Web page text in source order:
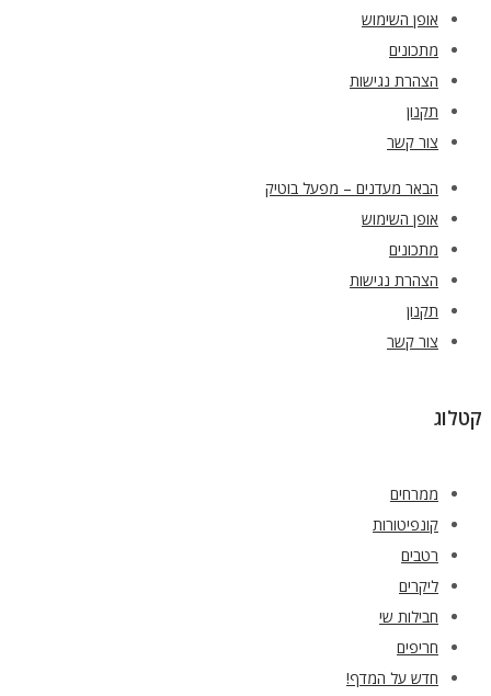
אופן השימוש
מתכונים
הצהרת נגישות
תקנון
צור קשר
הבאר מעדנים – מפעל בוטיק
אופן השימוש
מתכונים
הצהרת נגישות
תקנון
צור קשר
קטלוג
ממרחים
קונפיטורות
רטבים
ליקרים
חבילות שי
חריפים
חדש על המדף!